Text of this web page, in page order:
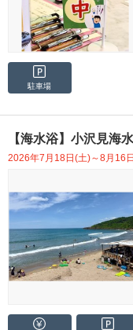
駐車場
【海水浴】小沢見海
2026年7月18日(土)～8月16